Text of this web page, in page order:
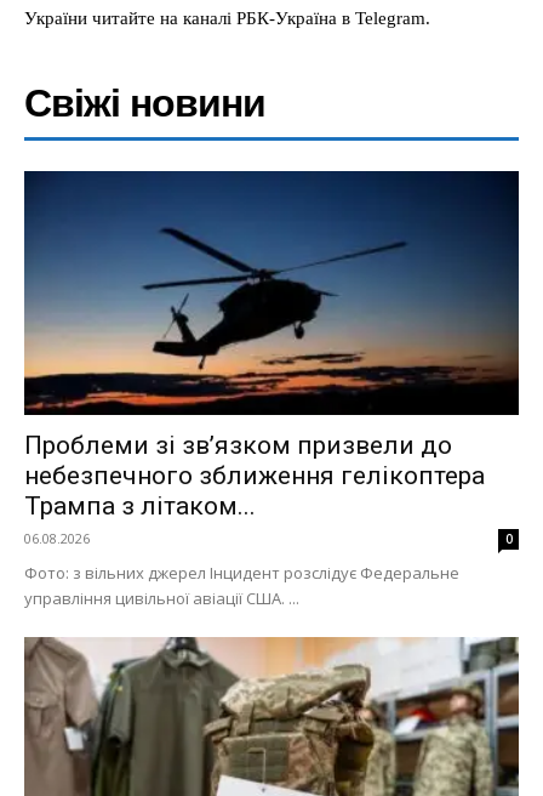
України читайте на каналі РБК-Україна в Telegram.
Свіжі новини
Проблеми зі зв’язком призвели до
небезпечного зближення гелікоптера
Трампа з літаком...
06.08.2026 0
Фото: з вільних джерел Інцидент розслідує Федеральне
управління цивільної авіації США. ...